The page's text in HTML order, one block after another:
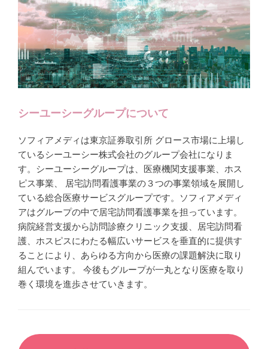
シーユーシーグループについて
ソフィアメディは東京証券取引所 グロース市場に上場し
ているシーユーシー株式会社のグループ会社になりま
す。シーユーシーグループは、医療機関支援事業、ホス
ピス事業、 居宅訪問看護事業の３つの事業領域を展開し
ている総合医療サービスグループです。ソフィアメディ
アはグループの中で居宅訪問看護事業を担っています。
病院経営支援から訪問診療クリニック支援、居宅訪問看
護、ホスピスにわたる幅広いサービスを垂直的に提供す
ることにより、あらゆる方向から医療の課題解決に取り
組んでいます。 今後もグループが一丸となり医療を取り
巻く環境を進歩させていきます。